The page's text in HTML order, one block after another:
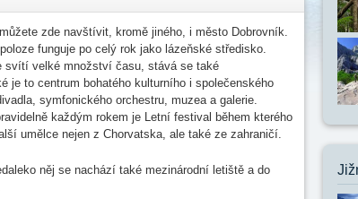
zde navštívit, kromě jiného, i město Dobrovník.
funguje po celý rok jako lázeňské středisko.
svítí velké množství času, stává se také
je to centrum bohatého kulturního i společenského
symfonického orchestru, muzea a galerie.
každým rokem je Letní festival během kterého
umělce nejen z Chorvatska, ale také ze zahraničí.
něj se nachází také mezinárodní letiště a do